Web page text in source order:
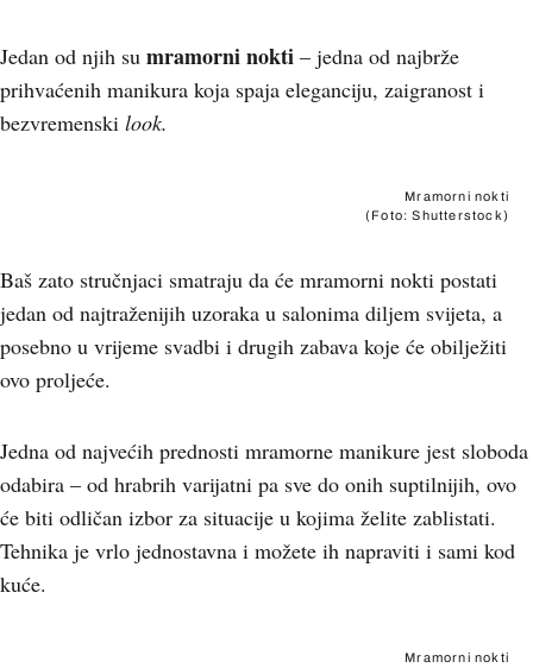
Jedan od njih su mramorni nokti – jedna od najbrže
prihvaćenih manikura koja spaja eleganciju, zaigranost i
bezvremenski look.
Mramorni nokti
(Foto: Shutterstock)
Baš zato stručnjaci smatraju da će mramorni nokti postati
jedan od najtraženijih uzoraka u salonima diljem svijeta, a
posebno u vrijeme svadbi i drugih zabava koje će obilježiti
ovo proljeće.
Jedna od najvećih prednosti mramorne manikure jest sloboda
odabira – od hrabrih varijatni pa sve do onih suptilnijih, ovo
će biti odličan izbor za situacije u kojima želite zablistati.
Tehnika je vrlo jednostavna i možete ih napraviti i sami kod
kuće.
Mramorni nokti